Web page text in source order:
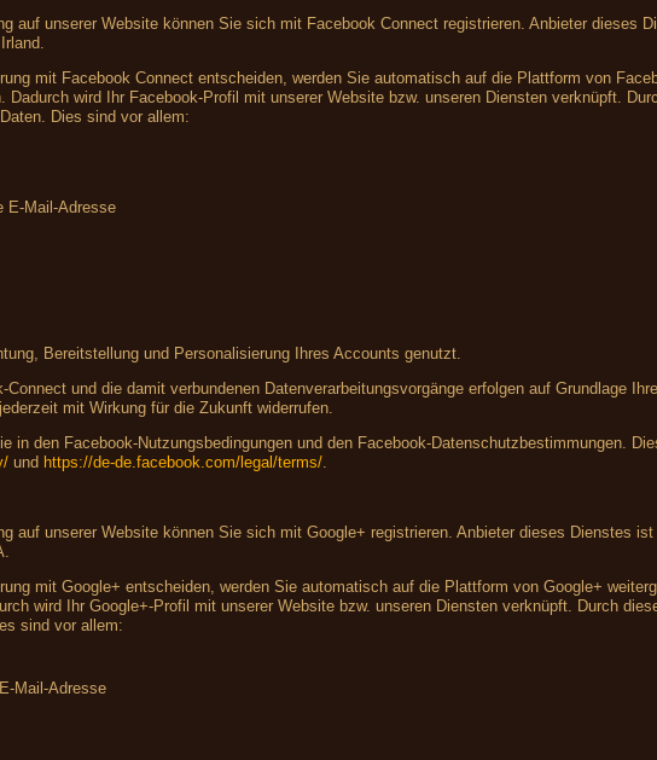
auf unserer Website können Sie sich mit Facebook Connect registrieren. Anbieter dieses
mit Facebook Connect entscheiden, werden Sie automatisch auf die Plattform von
Dadurch wird Ihr Facebook-Profil mit unserer Website bzw. unseren Diensten verknüpft.
Dies sind vor allem:
E-Mail-Adresse
Bereitstellung und Personalisierung Ihres Accounts genutzt.
Connect und die damit verbundenen Datenverarbeitungsvorgänge erfolgen auf Grundlage
mit Wirkung für die Zukunft widerrufen.
in den Facebook-Nutzungsbedingungen und den Facebook-Datenschutzbestimmungen.
und https://de-de.facebook.com/legal/terms/.
auf unserer Website können Sie sich mit Google+ registrieren. Anbieter dieses Dienstes
mit Google+ entscheiden, werden Sie automatisch auf die Plattform von Google+
wird Ihr Google+-Profil mit unserer Website bzw. unseren Diensten verknüpft. Durch
sind vor allem:
Mail-Adresse